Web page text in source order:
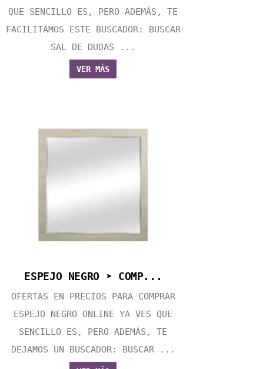
QUE SENCILLO ES, PERO ADEMÁS, TE
FACILITAMOS ESTE BUSCADOR: BUSCAR
SAL DE DUDAS ...
VER MÁS
ESPEJO NEGRO ➤ COMP...
OFERTAS EN PRECIOS PARA COMPRAR
ESPEJO NEGRO ONLINE YA VES QUE
SENCILLO ES, PERO ADEMÁS, TE
DEJAMOS UN BUSCADOR: BUSCAR ...